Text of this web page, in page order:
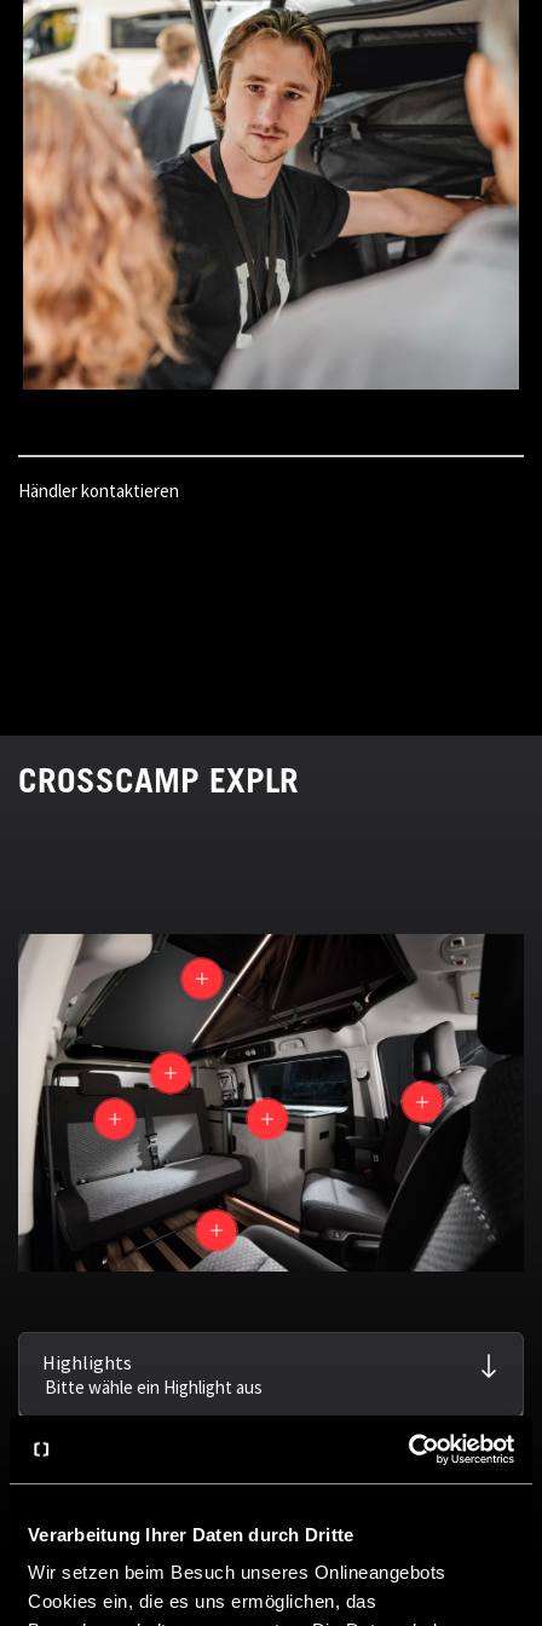
Verarbeitung Ihrer Daten durch Dritte
Wir setzen beim Besuch unseres Onlineangebots
Cookies ein, die es uns ermöglichen, das
Händler kontaktieren
CROSSCAMP EXPLR
Highlights